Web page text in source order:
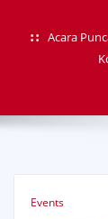
Acara
Events